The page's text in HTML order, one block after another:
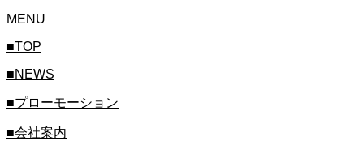
MENU
■TOP
■NEWS
■プローモーション
■会社案内